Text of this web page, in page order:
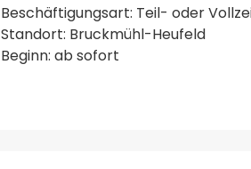
Beschäftigungsart: Teil- oder
Standort: Bruckmühl-Heufeld
Beginn: ab sofort